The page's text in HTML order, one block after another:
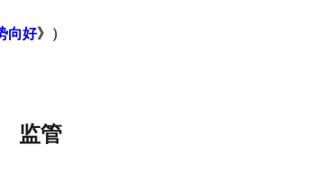
向好》）
监管